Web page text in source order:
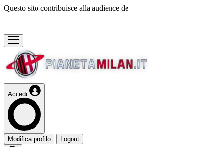
Questo sito contribuisce alla audience de
Accedi
Modifica profilo Logout